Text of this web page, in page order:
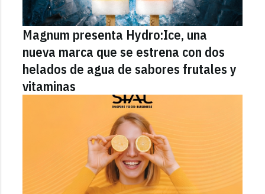
Magnum presenta Hydro:Ice, una
nueva marca que se estrena con dos
helados de agua de sabores frutales y
vitaminas